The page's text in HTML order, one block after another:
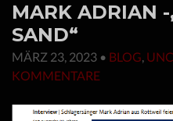
MARK ADRIAN
SAND“
MÄRZ 23, 2023 • BLOG,
KOMMENTARE